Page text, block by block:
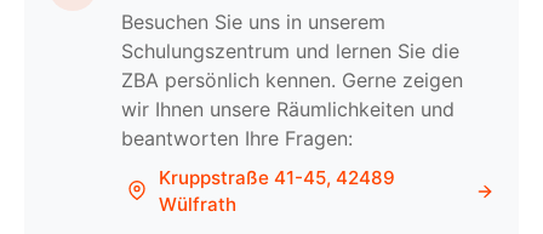
Besuchen Sie uns in unserem
Schulungszentrum und lernen Sie die
ZBA persönlich kennen. Gerne zeigen
wir Ihnen unsere Räumlichkeiten und
beantworten Ihre Fragen:
Kruppstraße 41-45, 42489
Wülfrath